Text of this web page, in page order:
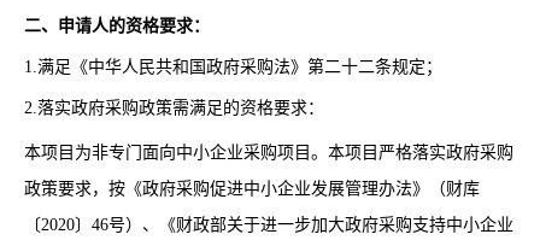
二、申请人的资格要求：
1.满足《中华人民共和国政府采购法》第二十二条规定；
2.落实政府采购政策需满足的资格要求：
本项目为非专门面向中小企业采购项目。本项目严格落实政府采购
政策要求，按《政府采购促进中小企业发展管理办法》（财库
〔2020〕46号）、《财政部关于进一步加大政府采购支持中小企业